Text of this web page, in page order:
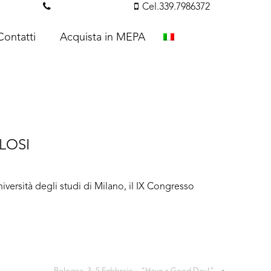
Acquista in MEPA
Cel.339.7986372
degli studi di Milano, il IX Congresso